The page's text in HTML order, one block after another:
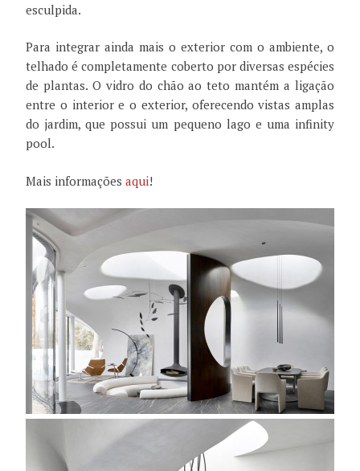
esculpida.
Para integrar ainda mais o exterior com o ambiente, o
telhado é completamente coberto por diversas espécies
de plantas. O vidro do chão ao teto mantém a ligação
entre o interior e o exterior, oferecendo vistas amplas
do jardim, que possui um pequeno lago e uma infinity
pool.
Mais informações aqui!